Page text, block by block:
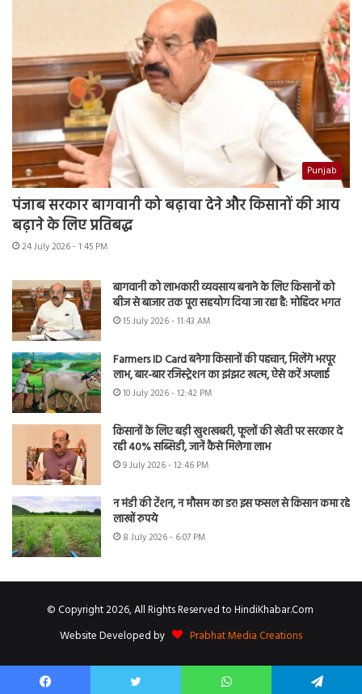
Punjab
पंजाब सरकार बागवानी को बढ़ावा देने और किसानों की आय
बढ़ाने के लिए प्रतिबद्ध
24 July 2026 - 1:45 PM
बागवानी को लाभकारी व्यवसाय बनाने के लिए किसानों को
बीज से बाजार तक पूरा सहयोग दिया जा रहा है: मोहिंदर भगत
15 July 2026 - 11:43 AM
Farmers ID Card बनेगा किसानों की पहचान, मिलेंगे भरपूर
लाभ, बार-बार रजिस्ट्रेशन का झंझट खत्म, ऐसे करें अप्लाई
10 July 2026 - 12:42 PM
किसानों के लिए बड़ी खुशखबरी, फूलों की खेती पर सरकार दे
रही 40% सब्सिडी, जानें कैसे मिलेगा लाभ
9 July 2026 - 12:46 PM
न मंडी की टेंशन, न मौसम का डर! इस फसल से किसान कमा रहे
लाखों रुपये
8 July 2026 - 6:07 PM
© Copyright 2026, All Rights Reserved to HindiKhabar.Com
Website Developed by
Prabhat Media Creations